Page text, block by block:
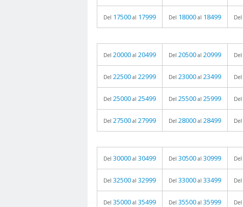
Del 17500 al 17999 Del 18000 al 18499 Del
Del 20000 al 20499 Del 20500 al 20999 Del
Del 22500 al 22999 Del 23000 al 23499 Del
Del 25000 al 25499 Del 25500 al 25999 Del
Del 27500 al 27999 Del 28000 al 28499 Del
Del 30000 al 30499 Del 30500 al 30999 Del
Del 32500 al 32999 Del 33000 al 33499 Del
Del 35000 al 35499 Del 35500 al 35999 Del